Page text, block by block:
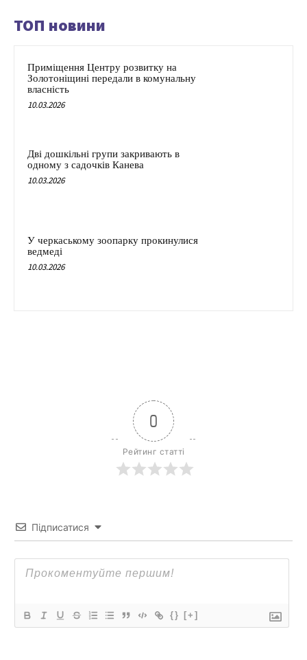
ТОП новини
Приміщення Центру розвитку на
Золотоніщині передали в комунальну
власність
10.03.2026
Дві дошкільні групи закривають в
одному з садочків Канева
10.03.2026
У черкаському зоопарку прокинулися
ведмеді
10.03.2026
0
Рейтинг статті
Підписатися
{} [+]